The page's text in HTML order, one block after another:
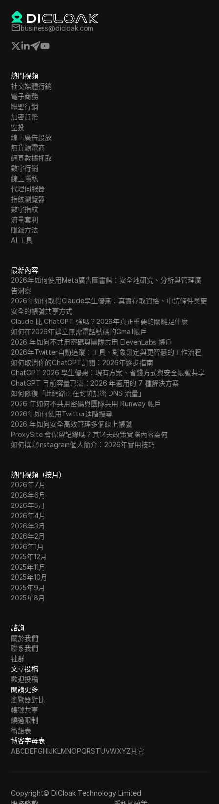
business@dicloak.com
熱門視頻
社交媒體行銷
電子商務
聯盟行銷
加密貨幣
空投
線上廣告投放
無貨源電商
網頁數據抓取
數字行銷
線上隱私
代理伺服器
指紋瀏覽器
數字指紋
流量套利
賺錢方法
AI 工具
最新內容
2026年如何使用Meta廣告圖書館：安全地研究、分析與管理廣
告洞察
2026年如何取得Claude學生優惠：真實存取資格、申請條件與更
安全的帳號共享方式
Claude 比 ChatGPT 強嗎？2026年真正重要的關鍵是什麼
如何在2026年建立無需電話號碼的Gmail帳戶
2026 年如何不共用密碼與團隊共用 ElevenLabs 帳戶
2026年Twitter自動追蹤：工具、對象鎖定與更智慧的工作流程
如何取消你的ChatGPT訂閱：2026年逐步指南
ChatGPT 2026 學生優惠：現有方案、省錢方式與安全帳號共享
ChatGPT 目前容量已滿：2026 年適用的 7 種解決方案
如何修復「此網路正在封鎖加密 DNS 流量」
2026 年如何不共用密碼與團隊共用 Runway 帳戶
2026年如何使用Twitter進階搜尋
2026 年如何安全高效管理多個線上帳號
ProxySite 會保留記錄嗎？其14天政策實際內容為何
如何撰寫Instagram個人簡介：2026年實用技巧
熱門視頻（按月）
2026年7月
2026年6月
2026年5月
2026年4月
2026年3月
2026年2月
2026年1月
2025年12月
2025年11月
2025年10月
2025年9月
2025年8月
諮詢
關於我們
聯系我們
社群
文章投稿
歡迎投稿
閱讀更多
瀏覽器對比
帳號共享
繞過限制
術語表
博客字母表
ABCDEFGHIJKLMNOPQRSTUVWXYZ其它
Copyright© DICloak Technology Limited